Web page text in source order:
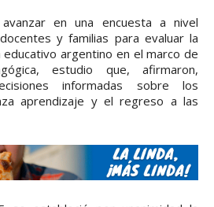
en una encuesta a nivel
y familias para evaluar la
argentino en el marco de
estudio que, afirmaron,
informadas sobre los
aprendizaje y el regreso a las